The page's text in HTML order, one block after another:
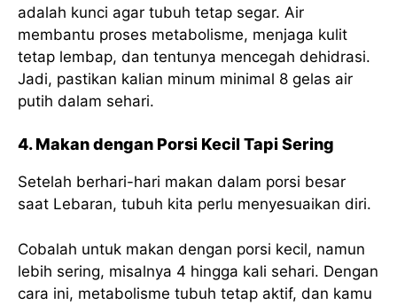
adalah kunci agar tubuh tetap segar. Air
membantu proses metabolisme, menjaga kulit
tetap lembap, dan tentunya mencegah dehidrasi.
Jadi, pastikan kalian minum minimal 8 gelas air
putih dalam sehari.
4. Makan dengan Porsi Kecil Tapi Sering
Setelah berhari-hari makan dalam porsi besar
saat Lebaran, tubuh kita perlu menyesuaikan diri.
Cobalah untuk makan dengan porsi kecil, namun
lebih sering, misalnya 4 hingga kali sehari. Dengan
cara ini, metabolisme tubuh tetap aktif, dan kamu